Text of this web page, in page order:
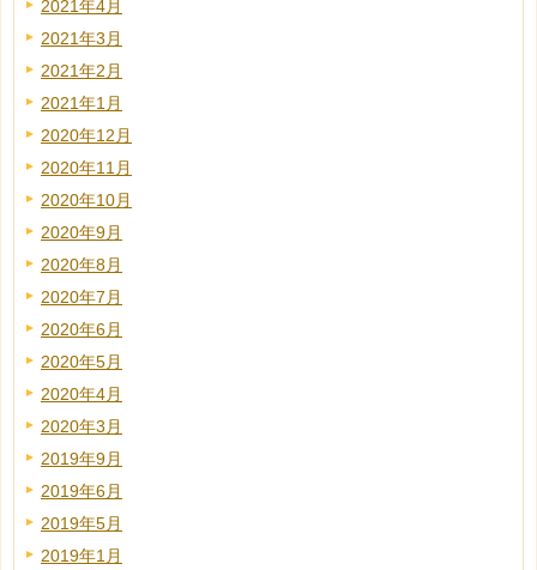
2021年4月
2021年3月
2021年2月
2021年1月
2020年12月
2020年11月
2020年10月
2020年9月
2020年8月
2020年7月
2020年6月
2020年5月
2020年4月
2020年3月
2019年9月
2019年6月
2019年5月
2019年1月